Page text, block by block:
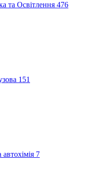
та Освітлення 476
151
7